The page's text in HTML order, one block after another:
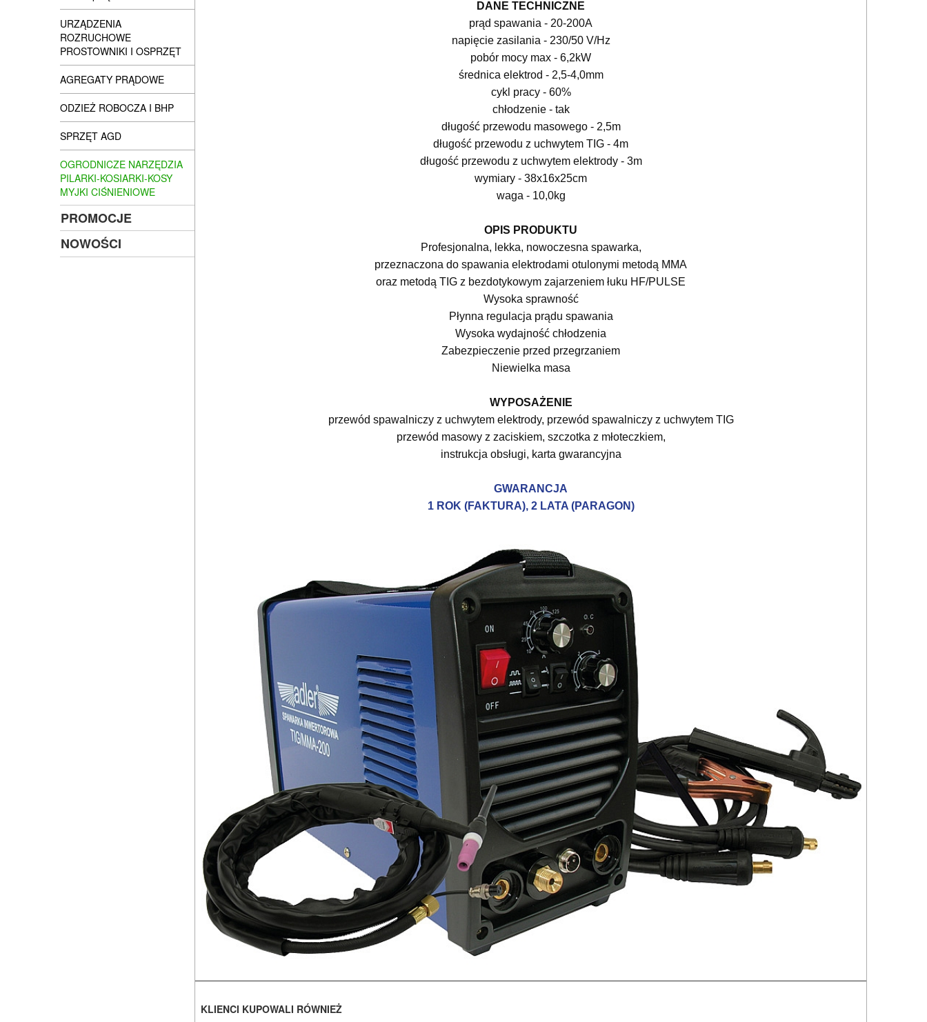
URZĄDZENIA
ROZRUCHOWE
PROSTOWNIKI I OSPRZĘT
AGREGATY PRĄDOWE
ODZIEŻ ROBOCZA I BHP
SPRZĘT AGD
OGRODNICZE NARZĘDZIA
PILARKI-KOSIARKI-KOSY
MYJKI CIŚNIENIOWE
PROMOCJE
NOWOŚCI
DANE TECHNICZNE
prąd spawania - 20-200A
napięcie zasilania - 230/50 V/Hz
pobór mocy max - 6,2kW
średnica elektrod - 2,5-4,0mm
cykl pracy - 60%
chłodzenie - tak
długość przewodu masowego - 2,5m
długość przewodu z uchwytem TIG - 4m
długość przewodu z uchwytem elektrody - 3m
wymiary - 38x16x25cm
waga - 10,0kg
OPIS PRODUKTU
Profesjonalna, lekka, nowoczesna spawarka,
przeznaczona do spawania elektrodami otulonymi metodą MMA
oraz metodą TIG z bezdotykowym zajarzeniem łuku HF/PULSE
Wysoka sprawność
Płynna regulacja prądu spawania
Wysoka wydajność chłodzenia
Zabezpieczenie przed przegrzaniem
Niewielka masa
WYPOSAŻENIE
przewód spawalniczy z uchwytem elektrody, przewód spawalniczy z uchwytem TIG
przewód masowy z zaciskiem, szczotka z młoteczkiem,
instrukcja obsługi, karta gwarancyjna
GWARANCJA
1 ROK (FAKTURA), 2 LATA (PARAGON)
KLIENCI KUPOWALI RÓWNIEŻ